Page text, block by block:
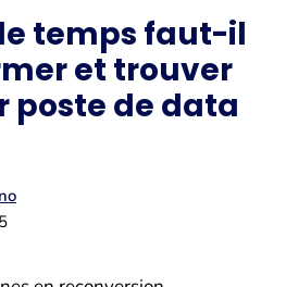
temps faut-il
et trouver
poste de data